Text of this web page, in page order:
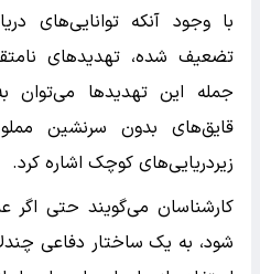
با وجود آنکه توانایی‌های
تضعیف شده، تهدیدهای
جمله این تهدیدها می‌توان
قایق‌های بدون سرنشین
زیردریایی‌های کوچک اشاره کرد.
کارشناسان می‌گویند حتی اگر
شود، به یک ساختار دفاعی